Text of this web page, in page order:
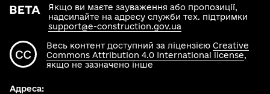
Якщо ви маєте зауваження або пропозиції,
надсилайте на адресу служби тех. підтримки
support@e-construction.gov.ua
Весь контент доступний за ліцензією Creative
Commons Attribution 4.0 International license,
якщо не зазначено інше
Адреса: